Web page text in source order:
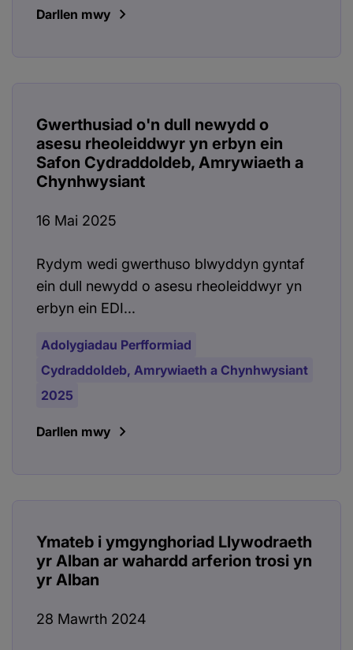
Darllen mwy
Gwerthusiad o'n dull newydd o
asesu rheoleiddwyr yn erbyn ein
Safon Cydraddoldeb, Amrywiaeth a
Chynhwysiant
16 Mai 2025
Rydym wedi gwerthuso blwyddyn gyntaf
ein dull newydd o asesu rheoleiddwyr yn
erbyn ein EDI...
Adolygiadau Perfformiad
Cydraddoldeb, Amrywiaeth a Chynhwysiant
2025
Darllen mwy
Ymateb i ymgynghoriad Llywodraeth
yr Alban ar wahardd arferion trosi yn
yr Alban
28 Mawrth 2024